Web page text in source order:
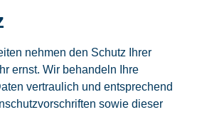
nehmen den Schutz Ihrer
ernst. Wir behandeln Ihre
vertraulich und entsprechend
sowie dieser